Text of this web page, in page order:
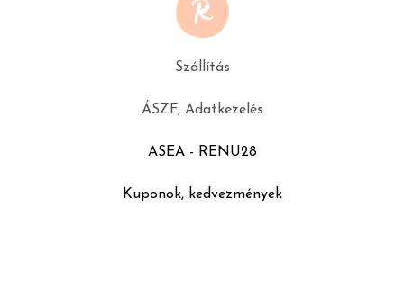
Szállítás
ÁSZF, Adatkezelés
ASEA - RENU28
Kuponok, kedvezmények